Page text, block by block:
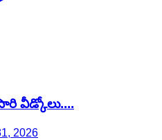
వీడ్కోలు....
2026